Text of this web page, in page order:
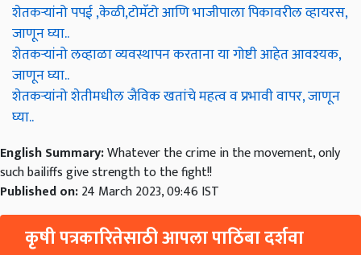
शेतकऱ्यांनो पपई ,केळी,टोमॅटो आणि भाजीपाला पिकावरील व्हायरस,
जाणून घ्या..
शेतकऱ्यांनो लव्हाळा व्यवस्थापन करताना या गोष्टी आहेत आवश्यक,
जाणून घ्या..
शेतकऱ्यांनो शेतीमधील जैविक खतांचे महत्व व प्रभावी वापर, जाणून
घ्या..
English Summary:Whatever the crime in the movement, only
such bailiffs give strength to the fight!!
Published on:24 March 2023, 09:46 IST
कृषी पत्रकारितेसाठी आपला पाठिंबा दर्शवा